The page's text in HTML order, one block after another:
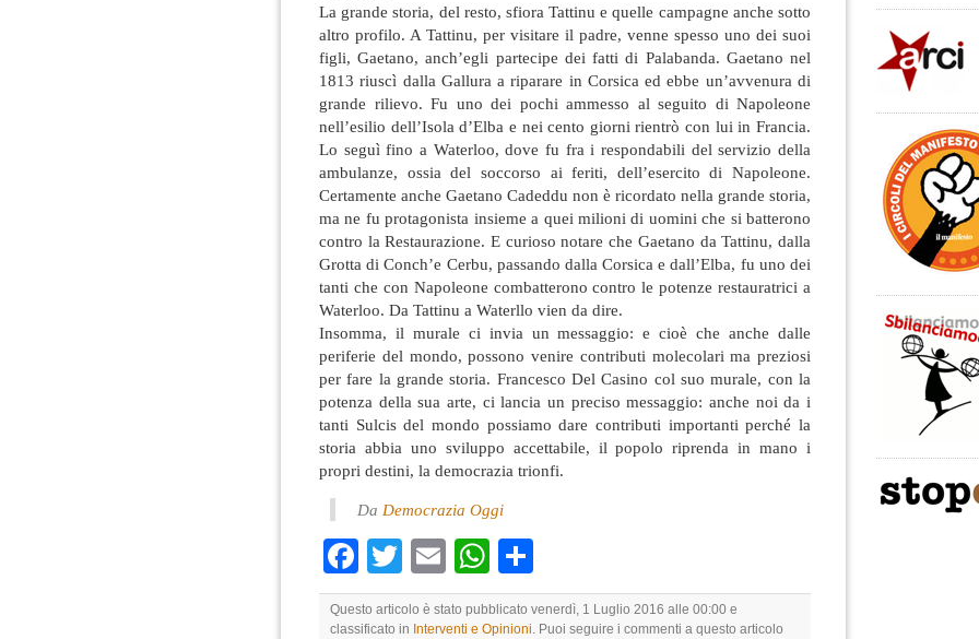
La grande storia, del resto, sfiora Tattinu e quelle campagne anche sotto
altro profilo. A Tattinu, per visitare il padre, venne spesso uno dei suoi
figli, Gaetano, anch’egli partecipe dei fatti di Palabanda. Gaetano nel
1813 riuscì dalla Gallura a riparare in Corsica ed ebbe un’avvenura di
grande rilievo. Fu uno dei pochi ammesso al seguito di Napoleone
nell’esilio dell’Isola d’Elba e nei cento giorni rientrò con lui in Francia.
Lo seguì fino a Waterloo, dove fu fra i respondabili del servizio della
ambulanze, ossia del soccorso ai feriti, dell’esercito di Napoleone.
Certamente anche Gaetano Cadeddu non è ricordato nella grande storia,
ma ne fu protagonista insieme a quei milioni di uomini che si batterono
contro la Restaurazione. E curioso notare che Gaetano da Tattinu, dalla
Grotta di Conch’e Cerbu, passando dalla Corsica e dall’Elba, fu uno dei
tanti che con Napoleone combatterono contro le potenze restauratrici a
Waterloo. Da Tattinu a Waterllo vien da dire.
Insomma, il murale ci invia un messaggio: e cioè che anche dalle
periferie del mondo, possono venire contributi molecolari ma preziosi
per fare la grande storia. Francesco Del Casino col suo murale, con la
potenza della sua arte, ci lancia un preciso messaggio: anche noi da i
tanti Sulcis del mondo possiamo dare contributi importanti perché la
storia abbia uno sviluppo accettabile, il popolo riprenda in mano i
propri destini, la democrazia trionfi.
Da Democrazia Oggi
Facebook
TwitterEmailWhatsApp
Questo articolo è stato pubblicato venerdì, 1 Luglio 2016 alle 00:00 e
classificato in Interventi e Opinioni. Puoi seguire i commenti a questo articolo